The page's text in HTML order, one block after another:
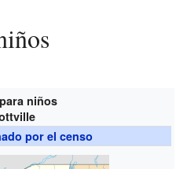
niños
por el censo